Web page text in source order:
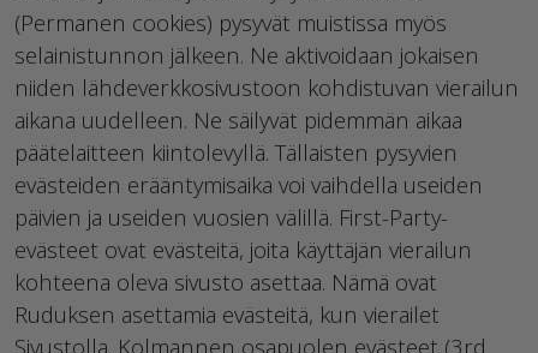
(Permanen cookies) pysyvät muistissa myös
selainistunnon jälkeen. Ne aktivoidaan jokaisen
niiden lähdeverkkosivustoon kohdistuvan vierailun
aikana uudelleen. Ne säilyvät pidemmän aikaa
päätelaitteen kiintolevyllä. Tällaisten pysyvien
evästeiden erääntymisaika voi vaihdella useiden
päivien ja useiden vuosien välillä. First-Party-
evästeet ovat evästeitä, joita käyttäjän vierailun
kohteena oleva sivusto asettaa. Nämä ovat
Ruduksen asettamia evästeitä, kun vierailet
Sivustolla. Kolmannen osapuolen evästeet (3rd